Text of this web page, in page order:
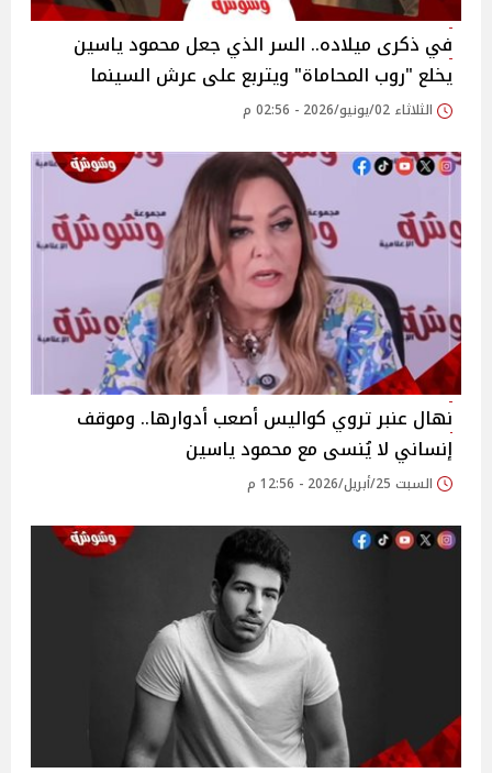
في ذكرى ميلاده.. السر الذي جعل محمود ياسين
يخلع "روب المحاماة" ويتربع على عرش السينما
الثلاثاء 02/يونيو/2026 - 02:56 م
نهال عنبر تروي كواليس أصعب أدوارها.. وموقف
إنساني لا يُنسى مع محمود ياسين
السبت 25/أبريل/2026 - 12:56 م